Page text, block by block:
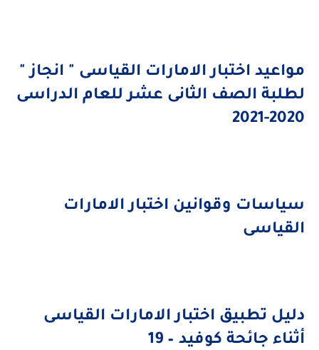
اختبار الامارات القياسى " انجاز "
الصف الثانى عشر للعام الدراسى
2020-
وقوانين اختبار الامارات
تطبيق اختبار الامارات القياسى
جائحة كوفيد – 19